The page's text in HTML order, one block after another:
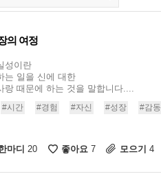
의 여정
성이란
는 일을 신에 대한
랑 때문에 하는 것을 말합니다....
#시간 #경험 #자신 #성장 #감동
마디 20 좋아요 7 모으기 4